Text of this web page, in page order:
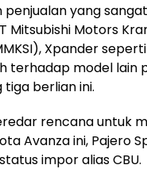
penjualan yang
Mitsubishi Motors
Xpander
terhadap model lain
berlian ini.
rencana untuk
Avanza ini, Pajero
impor alias CBU.